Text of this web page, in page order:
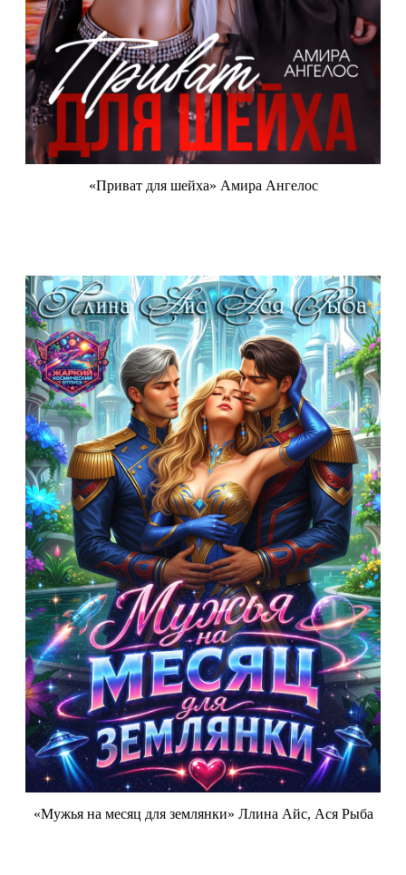
«Приват для шейха» Амира Ангелос
«Мужья на месяц для землянки» Ллина Айс, Ася Рыба